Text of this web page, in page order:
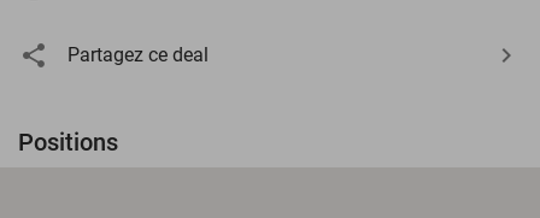
Partagez ce deal
Positions